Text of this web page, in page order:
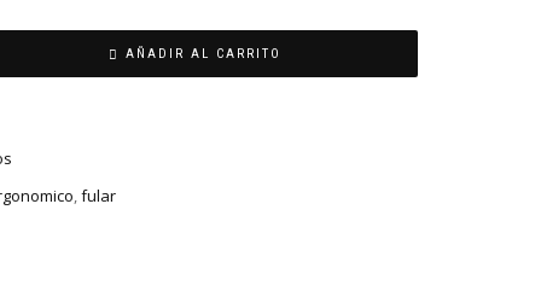
AÑADIR AL CARRITO
,fular